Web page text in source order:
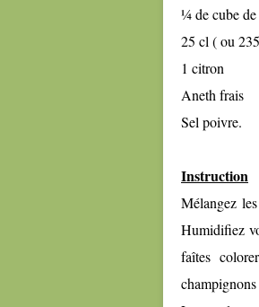
¼ de cube
25 cl ( ou
1 citron
Aneth frais
Sel poivre.
Instruction
Mélangez
Humidifiez
faîtes